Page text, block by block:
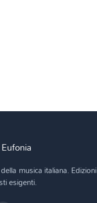
musica italiana. Edizioni
esigenti.